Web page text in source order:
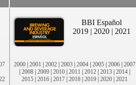
BBI Español
2019 | 2020 | 2021
2000 | 2001 | 2002 | 2003 | 2004 | 2005 | 2006 | 2007
| 2008 | 2009 | 2010 | 2011 | 2012 | 2013 | 2014 |
2015 | 2016 | 2017 | 2018 | 2019 | 2020 | 2021